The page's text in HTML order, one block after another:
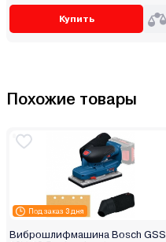
Купить
Похожие товары
Под заказ 3 дня
Виброшлифмашина Bosch GSS